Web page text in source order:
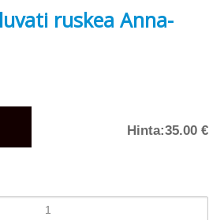
ruskea Anna-
Hinta:35.00 €